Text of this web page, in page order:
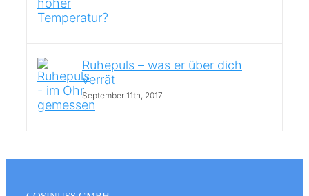
Ruhepuls – was er über dich
verrät
September 11th, 2017